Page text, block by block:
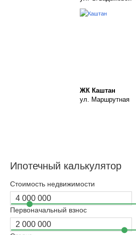
ЖК Каштан
ул. Маршрутная
Ипотечный калькулятор
Стоимость недвижимости
Первоначальный взнос